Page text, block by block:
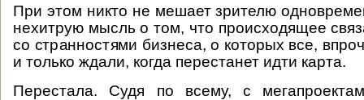
При этом никто не мешает зрителю
нехитрую мысль о том, что происходящее
со странностями бизнеса, о которых все,
и только ждали, когда перестанет идти карта.
Перестала. Судя по всему, с